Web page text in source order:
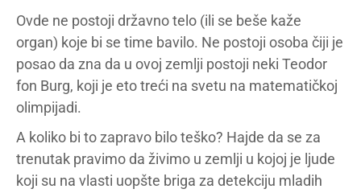
Ovde ne postoji državno telo (ili se beše kaže
organ) koje bi se time bavilo. Ne postoji osoba čiji je
posao da zna da u ovoj zemlji postoji neki Teodor
fon Burg, koji je eto treći na svetu na matematičkoj
olimpijadi.
A koliko bi to zapravo bilo teško? Hajde da se za
trenutak pravimo da živimo u zemlji u kojoj je ljude
koji su na vlasti uopšte briga za detekciju mladih